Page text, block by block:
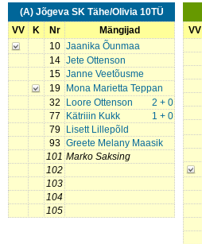
(A) Jõgeva SK Tähe/Olivia 10TÜ
VV
K Nr
Mängijad
10 Jaanika Õunmaa
14 Jete Ottenson
15 Janne Veetõusme
19
Mona Marietta Teppan
32
2 + 0
Loore Ottenson
77
1 + 0
Kätriiin Kukk
79
Lisett Lillepõld
93 Greete Melany Maasik
101 Marko Saksing
102
103
104
105
VV